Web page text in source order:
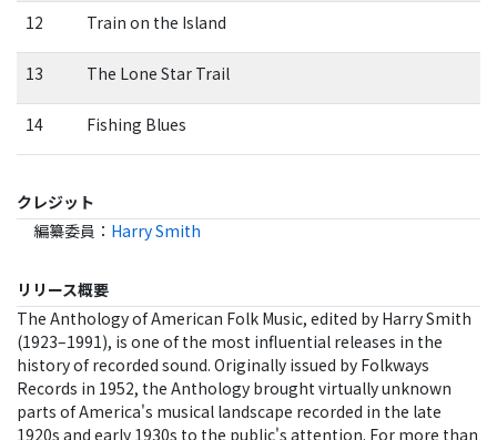
12 Train on the Island
13 The Lone Star Trail
14 Fishing Blues
クレジット
編纂委員 ： Harry Smith
リリース概要
The Anthology of American Folk Music, edited by Harry Smith
(1923–1991), is one of the most influential releases in the
history of recorded sound. Originally issued by Folkways
Records in 1952, the Anthology brought virtually unknown
parts of America's musical landscape recorded in the late
1920s and early 1930s to the public's attention. For more than